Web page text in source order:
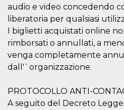
audio e video concedendo
liberatoria per qualsiasi
I biglietti acquistati online
rimborsati o annullati, a
venga completamente
dall'`organizzazione.
PROTOCOLLO ANTI-
A seguito del Decreto Legge
c_user